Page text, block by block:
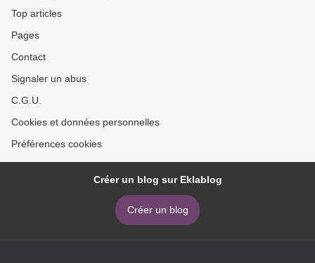
Top articles
Pages
Contact
Signaler un abus
C.G.U.
Cookies et données personnelles
Préférences cookies
Créer un blog sur Eklablog
Créer un blog